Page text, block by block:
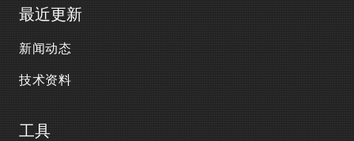
最近更新
新闻动态
技术资料
工具